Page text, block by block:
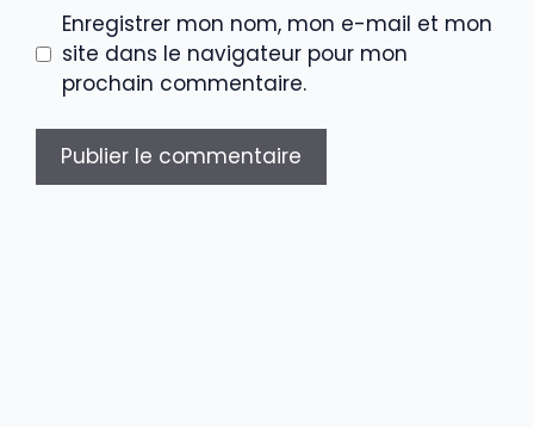
Enregistrer mon nom, mon e-mail et mon
site dans le navigateur pour mon
prochain commentaire.